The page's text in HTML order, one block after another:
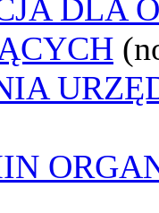
DLA